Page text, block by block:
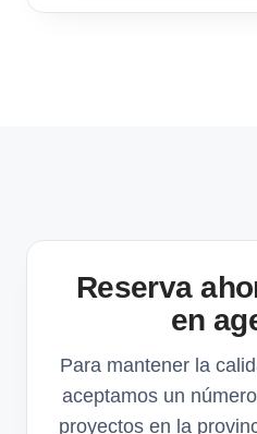
Reserva
en
Para mantener la
aceptamos un
proyectos en la